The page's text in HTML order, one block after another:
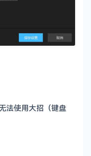
法使用大招（键盘